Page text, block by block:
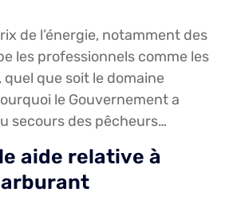
de l’énergie, notamment des
les professionnels comme les
que soit le domaine
le Gouvernement a
secours des pêcheurs…
aide relative à